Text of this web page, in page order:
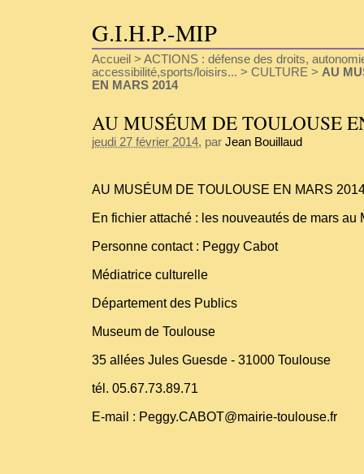
G.I.H.P.-MIP
Accueil > ACTIONS : défense des droits,
accessibilité,sports/loisirs... > CULTURE > AU
EN MARS 2014
AU MUSÉUM DE TOULOUSE
jeudi 27 février 2014, par Jean Bouillaud
AU MUSÉUM DE TOULOUSE EN MARS
En fichier attaché : les nouveautés de mars au
Personne contact : Peggy Cabot
Médiatrice culturelle
Département des Publics
Museum de Toulouse
35 allées Jules Guesde - 31000 Toulouse
tél. 05.67.73.89.71
E-mail : Peggy.CABOT@mairie-toulouse.fr